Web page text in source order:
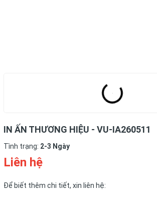
IN ẤN THƯƠNG HIỆU - VU-IA260511
Tình trạng: 2-3 Ngày
Liên hệ
Để biết thêm chi tiết, xin liên hệ: